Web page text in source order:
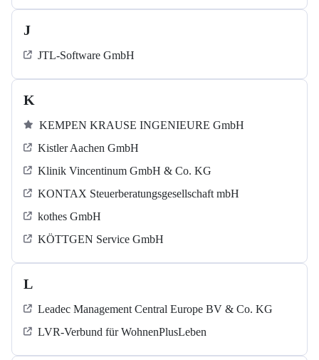
J
JTL-Software GmbH
K
KEMPEN KRAUSE INGENIEURE GmbH
Kistler Aachen GmbH
Klinik Vincentinum GmbH & Co. KG
KONTAX Steuerberatungsgesellschaft mbH
kothes GmbH
KÖTTGEN Service GmbH
L
Leadec Management Central Europe BV & Co. KG
LVR-Verbund für WohnenPlusLeben